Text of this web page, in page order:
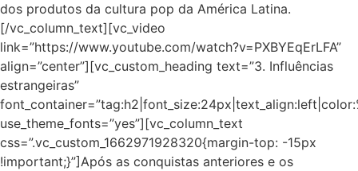
dos produtos da cultura pop da América Latina.
[/vc_column_text][vc_video
link=”https://www.youtube.com/watch?v=PXBYEqErLFA”
align=”center”][vc_custom_heading text=”3. Influências
estrangeiras”
use_theme_fonts=”yes”][vc_column_text
css=”.vc_custom_1662971928320{margin-top: -15px
!important;}”]Após as conquistas anteriores e os